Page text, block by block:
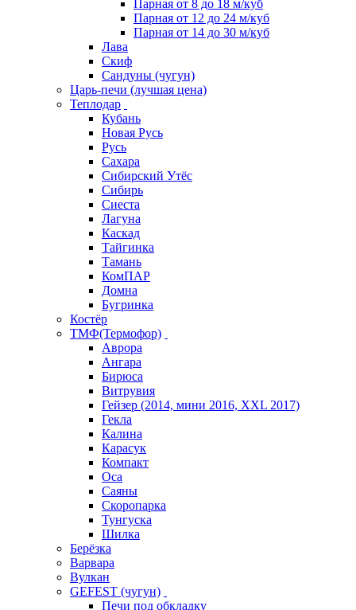
Парная от 8 до 18 м/куб
Парная от 12 до 24 м/куб
Парная от 14 до 30 м/куб
Лава
Скиф
Сандуны (чугун)
Царь-печи (лучшая цена)
Теплодар
Кубань
Новая Русь
Русь
Сахара
Сибирский Утёс
Сибирь
Сиеста
Лагуна
Каскад
Тайгинка
Тамань
КомПАР
Домна
Бугринка
Костёр
ТМФ(Термофор)
Аврора
Ангара
Бирюса
Витрувия
Гейзер (2014, мини 2016, XXL 2017)
Гекла
Калина
Карасук
Компакт
Оса
Саяны
Скоропарка
Тунгуска
Шилка
Берёзка
Варвара
Вулкан
GEFEST (чугун)
Печи под обкладку